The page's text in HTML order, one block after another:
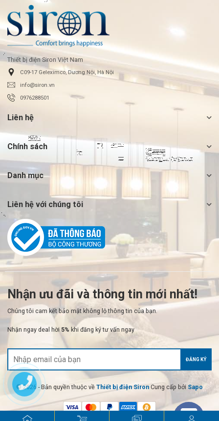
Thiết bị điện Siron Việt Nam
C09-17 Geleximco, Dương Nội, Hà Nội
info@siron.vn
0976288501
Liên hệ
Chính sách
Danh mục
Liên hệ với chúng tôi
Nhận ưu đãi và thông tin mới nhất!
Chúng tôi cam kết bảo mật không lộ thông tin của bạn.
Nhận ngay deal hời 5% khi đăng ký tư vấn ngay
ĐĂNG KÝ
© 2026 - Bản quyền thuộc về Thiết bị điện Siron Cung cấp bởi Sapo